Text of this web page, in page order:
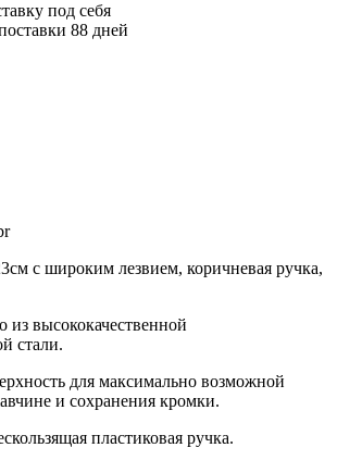
под себя
88 дней
с широким лезвием, коричневая ручка,
из высококачественной
стали.
для максимально возможной
и сохранения кромки.
пластиковая ручка.